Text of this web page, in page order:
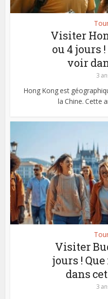
Visiter
ou 4 jours
voir
3
Hong Kong est
la Chine. Cette
Visiter
jours !
dans
3